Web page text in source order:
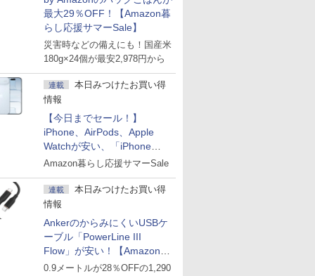
最大29％OFF！【Amazon暮
らし応援サマーSale】
災害時などの備えにも！国産米
180g×24個が最安2,978円から
連載
本日みつけたお買い得
情報
【今日までセール！】
iPhone、AirPods、Apple
Watchが安い、「iPhone
Air」256GB版が139,800円な
Amazon暮らし応援サマーSale
連載
本日みつけたお買い得
情報
AnkerのからみにくいUSBケ
ーブル「PowerLine III
Flow」が安い！【Amazon暮
らし応援サマーSale】
0.9メートルが28％OFFの1,290